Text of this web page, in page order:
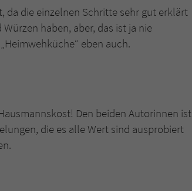
da die einzelnen Schritte sehr gut erklärt
haben, aber, das ist ja nie
eben auch.
Den beiden Autorinnen ist
die es alle Wert sind ausprobiert